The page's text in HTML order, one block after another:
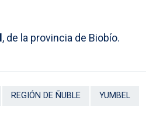
, de la provincia de Biobío.
REGIÓN DE ÑUBLE YUMBEL